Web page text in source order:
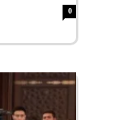
0